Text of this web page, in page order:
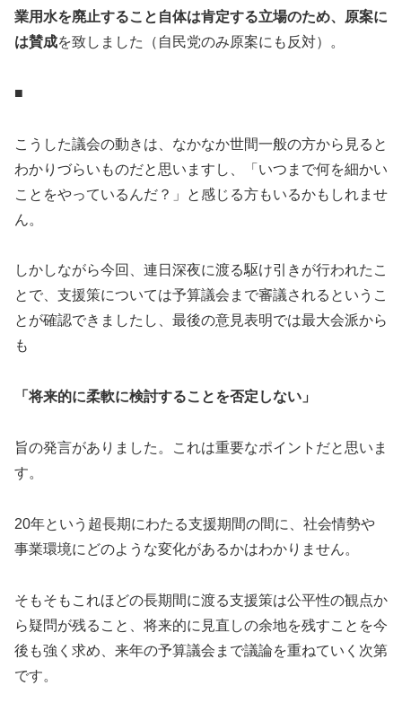
業用水を廃止すること自体は肯定する立場のため、原案に
は賛成を致しました（自民党のみ原案にも反対）。
■
こうした議会の動きは、なかなか世間一般の方から見ると
わかりづらいものだと思いますし、「いつまで何を細かい
ことをやっているんだ？」と感じる方もいるかもしれませ
ん。
しかしながら今回、連日深夜に渡る駆け引きが行われたこ
とで、支援策については予算議会まで審議されるというこ
とが確認できましたし、最後の意見表明では最大会派から
も
「将来的に柔軟に検討することを否定しない」
旨の発言がありました。これは重要なポイントだと思いま
す。
20年という超長期にわたる支援期間の間に、社会情勢や
事業環境にどのような変化があるかはわかりません。
そもそもこれほどの長期間に渡る支援策は公平性の観点か
ら疑問が残ること、将来的に見直しの余地を残すことを今
後も強く求め、来年の予算議会まで議論を重ねていく次第
です。